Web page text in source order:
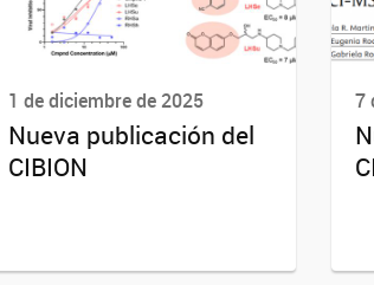
1 de diciembre de 2025
Nueva publicación del
CIBION
7